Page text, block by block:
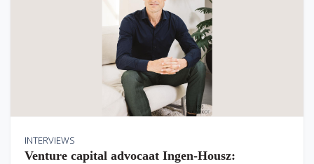
INTERVIEWS
Venture capital advocaat Ingen-Housz: